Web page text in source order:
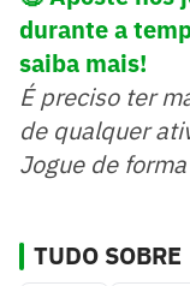
durante a
saiba mais!
É preciso ter
de qualquer
Jogue de
TUDO SOBRE